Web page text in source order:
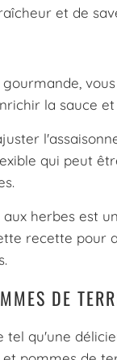
et de
la sauce
qui peut
aux herbes est
recette pour
DE
tel qu'une